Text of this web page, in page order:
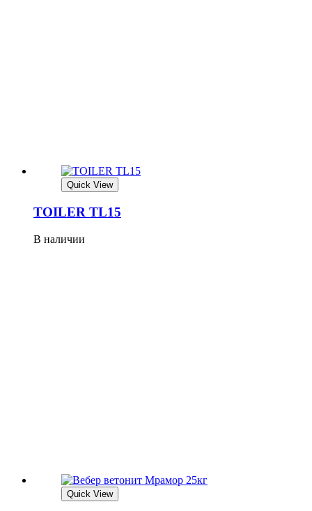
Quick View
TOILER TL15
В наличии
Quick View